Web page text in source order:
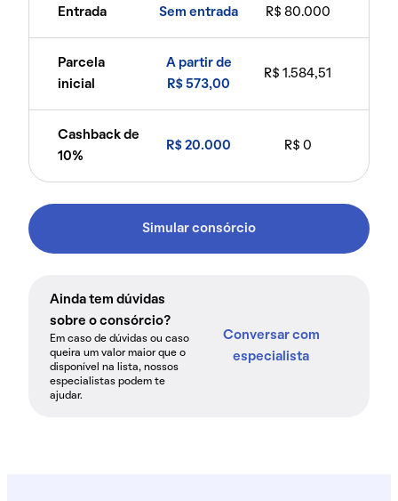
Entrada Sem entrada R$ 80.000
Parcela
inicial
A partir de
R$ 573,00
R$ 1.584,51
Cashback de
10%
R$ 20.000 R$ 0
Simular consórcio
Ainda tem dúvidas
sobre o consórcio?
Em caso de dúvidas ou caso
queira um valor maior que o
disponível na lista, nossos
especialistas podem te
ajudar.
Conversar com
especialista